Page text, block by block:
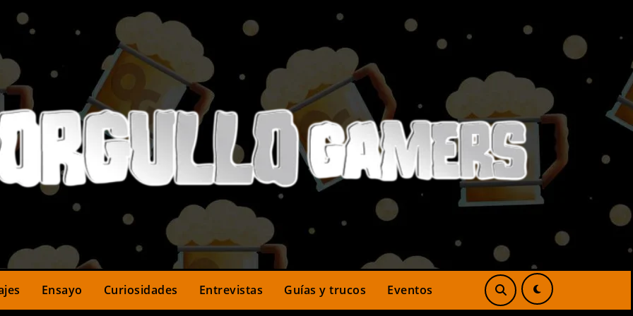
Ensayo Curiosidades Entrevistas Guías y trucos Eventos